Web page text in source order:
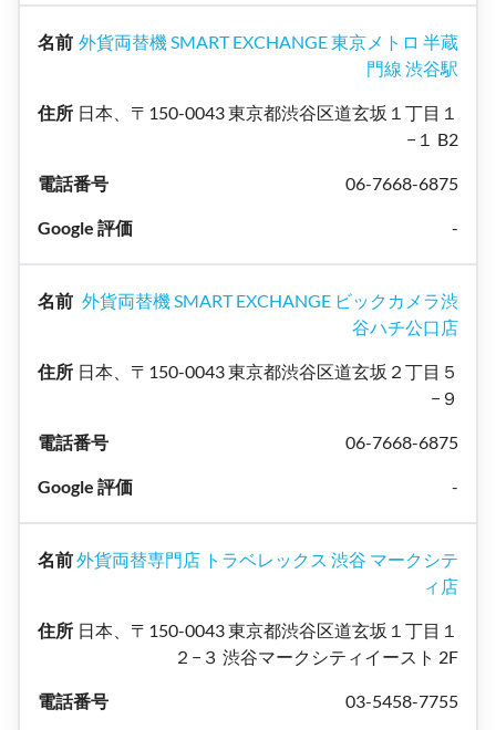
外貨両替機 SMART EXCHANGE 東京メトロ 半蔵
門線 渋谷駅
日本、〒150-0043 東京都渋谷区道玄坂１丁目１
−１ B2
06-7668-6875
-
外貨両替機 SMART EXCHANGE ビックカメラ渋
谷ハチ公口店
日本、〒150-0043 東京都渋谷区道玄坂２丁目５
−９
06-7668-6875
-
外貨両替専門店 トラベレックス 渋谷 マークシテ
ィ店
日本、〒150-0043 東京都渋谷区道玄坂１丁目１
２−３ 渋谷マークシティイースト 2F
03-5458-7755